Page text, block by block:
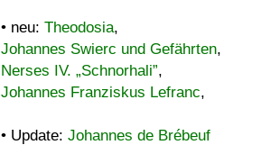
• neu: Theodosia,
Johannes Swierc und Gefährten,
Nerses IV. „Schnorhali”,
Johannes Franziskus Lefranc,
• Update: Johannes de Brébeuf